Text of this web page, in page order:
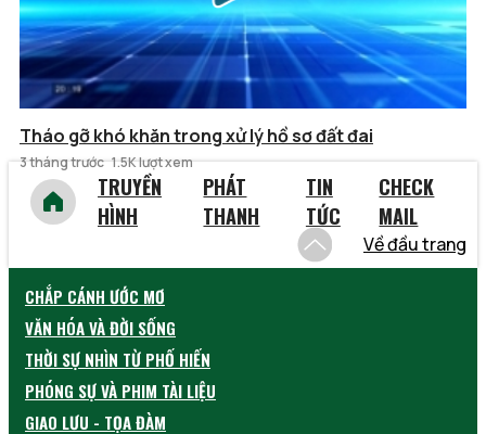
Tháo gỡ khó khăn trong xử lý hồ sơ đất đai
3 tháng trước 1.5K lượt xem
TRUYỀN
HÌNH
PHÁT
THANH
TIN
TỨC
CHECK
MAIL
Về đầu trang
CHẮP CÁNH ƯỚC MƠ
VĂN HÓA VÀ ĐỜI SỐNG
THỜI SỰ NHÌN TỪ PHỐ HIẾN
PHÓNG SỰ VÀ PHIM TÀI LIỆU
GIAO LƯU - TỌA ĐÀM